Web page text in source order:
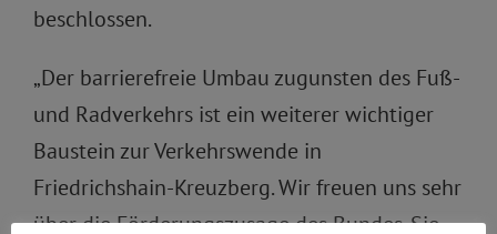
beschlossen.
„Der barrierefreie Umbau zugunsten des Fuß-
und Radverkehrs ist ein weiterer wichtiger
Baustein zur Verkehrswende in
Friedrichshain-Kreuzberg. Wir freuen uns sehr
über die Förderungszusage des Bundes. Sie